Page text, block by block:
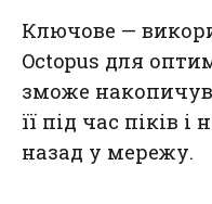
Ключове —
Octopus для
зможе
її під час піків
назад у мережу.